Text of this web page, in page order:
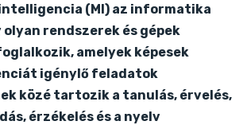
(MI) az informatika
olyan rendszerek és gépek
amelyek képesek
igénylő feladatok
közé tartozik a tanulás, érvelés,
érzékelés és a nyelv